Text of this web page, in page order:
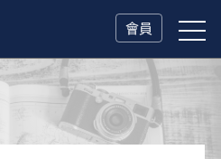
會員